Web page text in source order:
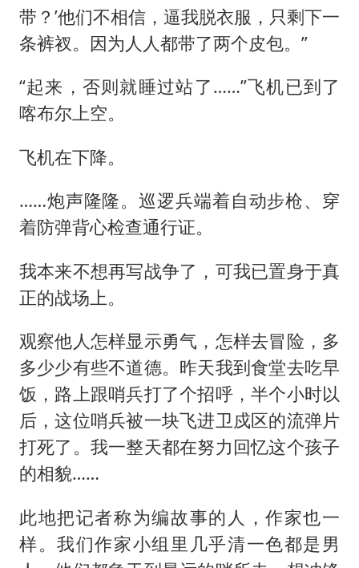
带？’他们不相信，逼我脱衣服，只剩下一
条裤衩。因为人人都带了两个皮包。”
“起来，否则就睡过站了……”飞机已到了
喀布尔上空。
飞机在下降。
……炮声隆隆。巡逻兵端着自动步枪、穿
着防弹背心检查通行证。
我本来不想再写战争了，可我已置身于真
正的战场上。
观察他人怎样显示勇气，怎样去冒险，多
多少少有些不道德。昨天我到食堂去吃早
饭，路上跟哨兵打了个招呼，半个小时以
后，这位哨兵被一块飞进卫戍区的流弹片
打死了。我一整天都在努力回忆这个孩子
的相貌……
此地把记者称为编故事的人，作家也一
样。我们作家小组里几乎清一色都是男